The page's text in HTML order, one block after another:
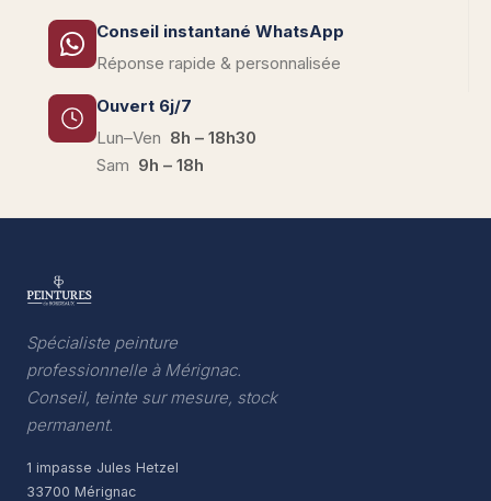
Conseil instantané WhatsApp
Réponse rapide & personnalisée
Ouvert 6j/7
Lun–Ven 8h – 18h30
Sam 9h – 18h
Spécialiste peinture
professionnelle à Mérignac.
Conseil, teinte sur mesure, stock
permanent.
1 impasse Jules Hetzel
33700 Mérignac